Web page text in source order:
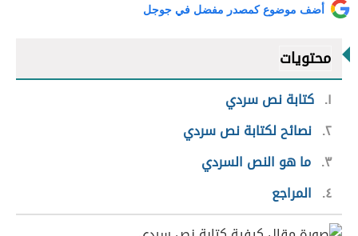
أضف موضوع كمصدر مفضل في جوجل
محتويات
١ كتابة نص سردي
٢ نصائح لكتابة نص سردي
٣ ما هو النص السردي
٤
المراجع